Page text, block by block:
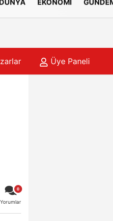
DÜNYA EKONOMİ
15:33
Üye Paneli
Yorumlar